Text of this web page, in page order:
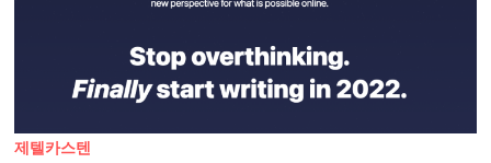
제텔카스텐